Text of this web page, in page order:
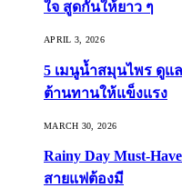
ใจ สูดกันให้ยาว ๆ
APRIL 3, 2026
5 เมนูน้ำสมุนไพร ดู
ต้านทานให้แข็งแรง
MARCH 30, 2026
Rainy Day Must-
สายแฟต้องมี